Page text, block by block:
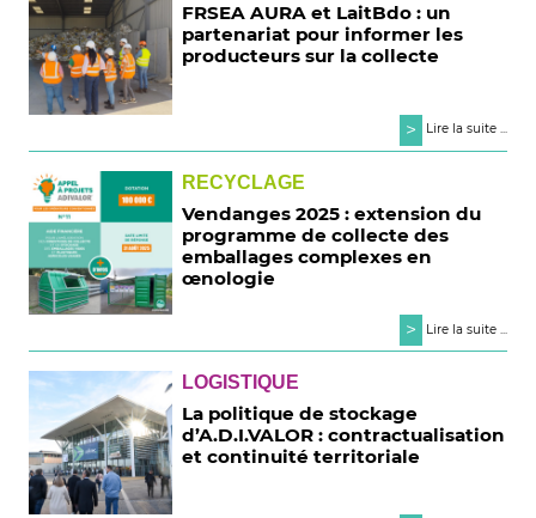
FRSEA AURA et LaitBdo : un
partenariat pour informer les
producteurs sur la collecte
> Lire la suite ...
RECYCLAGE
Vendanges 2025 : extension du
programme de collecte des
emballages complexes en
œnologie
> Lire la suite ...
LOGISTIQUE
La politique de stockage
d’A.D.I.VALOR : contractualisation
et continuité territoriale